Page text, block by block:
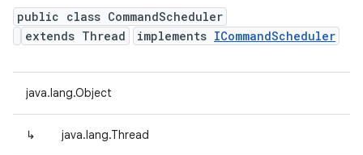
public class CommandScheduler
extends Thread
implements ICommandScheduler
java.lang.Object
↳ java.lang.Thread